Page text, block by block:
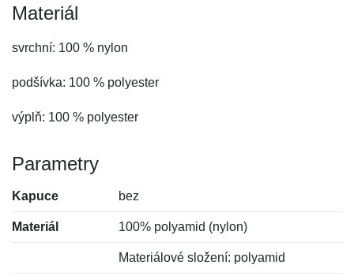
Materiál
svrchní: 100 % nylon
podšívka: 100 % polyester
výplň: 100 % polyester
Parametry
Kapuce bez
Materiál 100% polyamid (nylon)
Materiálové složení: polyamid